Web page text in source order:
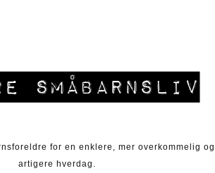
for en enklere, mer overkommelig og
artigere hverdag.